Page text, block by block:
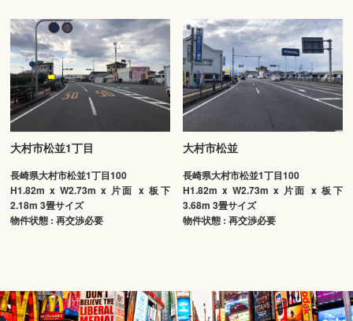
大村市松並1丁目
長崎県大村市松並1丁目100
H1.82m x W2.73m x 片面 x 板下
2.18m 3畳サイズ
物件状態 : 再交渉必要
大村市松並
長崎県大村市松並1丁目100
H1.82m x W2.73m x 片面 x 板下
3.68m 3畳サイズ
物件状態 : 再交渉必要